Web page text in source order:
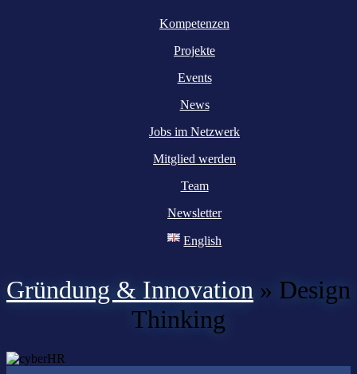
Kompetenzen
Projekte
Events
News
Jobs im Netzwerk
Mitglied werden
Team
Newsletter
English
Gründung & Innovation » Design
Thinking